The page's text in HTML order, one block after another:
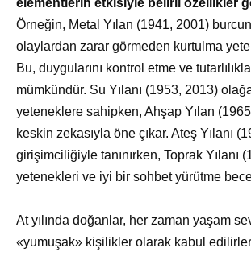
elementlerin etkisiyle belirli özellikler
Örneğin, Metal Yılan (1941, 2001)
olaylardan zarar görmeden kurtulma
Bu, duygularını kontrol etme ve
mümkündür. Su Yılanı (1953, 2013)
yeteneklere sahipken, Ahşap Yılan
keskin zekasıyla öne çıkar. Ateş Yılanı
girişimciliğiyle tanınırken, Toprak Yılanı
yetenekleri ve iyi bir sohbet yürütme
At yılında doğanlar, her zaman yaşam
«yumuşak» kişilikler olarak kabul